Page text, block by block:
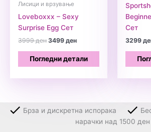
Лисици и врзување
Loveboxxx – Sexy
Surprise Egg Сет
3999денOriginal
was:
3999 ден.
3499денCurrent
is:
Погледни детали
Сет
3299
Брза и дискретна испорака
нарачки над 1500 ден